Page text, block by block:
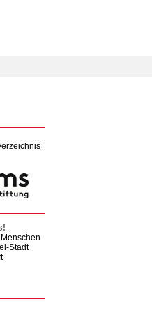
Stadt